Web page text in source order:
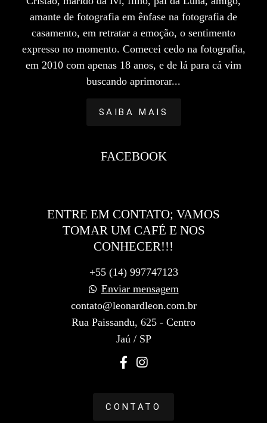
amante de fotografia em ênfase na fotografia de
casamento, em retratar a emoção, o sentimento
expresso no momento. Comecei cedo na fotografia,
em 2010 com apenas 18 anos, e de lá para cá vim
buscando aprimorar...
SAIBA MAIS
FACEBOOK
ENTRE EM CONTATO; VAMOS
TOMAR UM CAFÉ E NOS
CONHECER!!!
+55 (14) 997747123
Enviar mensagem
contato@leonardleon.com.br
Rua Paissandu, 625 - Centro
Jaú / SP
CONTATO